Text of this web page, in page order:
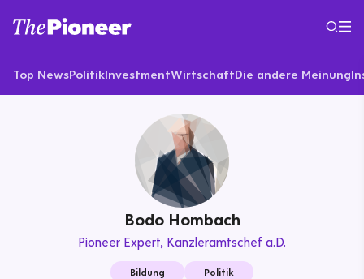
Top NewsPolitikInvestmentWirtschaftDie andere Meinung
Bodo Hombach
Pioneer Expert Kanzleramtschef a.D.
Bildung Politik